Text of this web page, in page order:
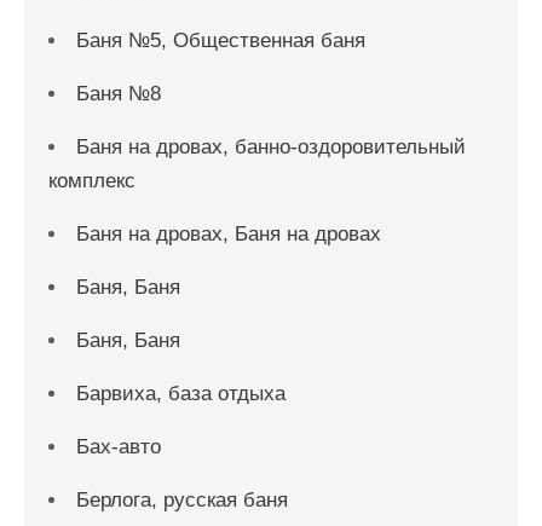
Баня №5, Общественная баня
Баня №8
Баня на дровах, банно-оздоровительный
комплекс
Баня на дровах, Баня на дровах
Баня, Баня
Баня, Баня
Барвиха, база отдыха
Бах-авто
Берлога, русская баня